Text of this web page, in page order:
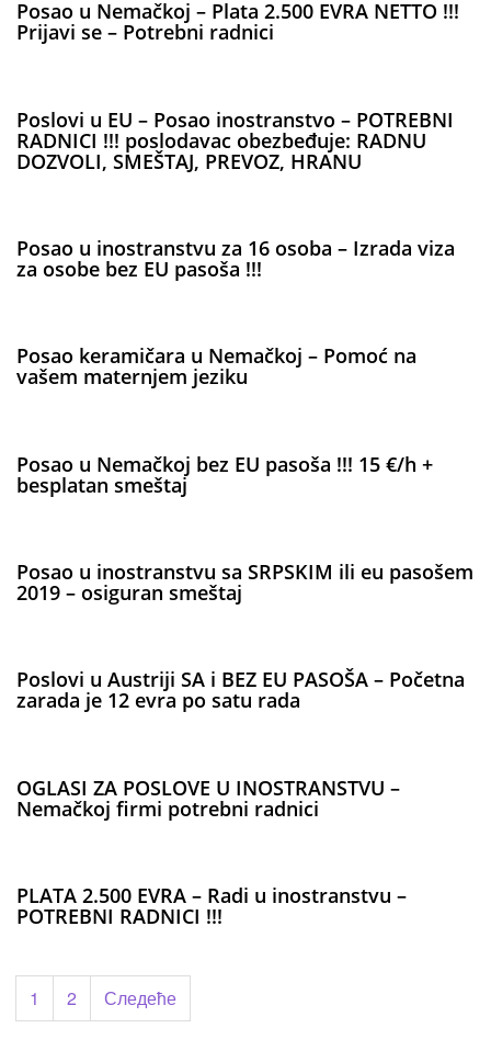
Posao u Nemačkoj – Plata 2.500 EVRA NETTO !!!
Prijavi se – Potrebni radnici
Poslovi u EU – Posao inostranstvo – POTREBNI
RADNICI !!! poslodavac obezbeđuje: RADNU
DOZVOLI, SMEŠTAJ, PREVOZ, HRANU
Posao u inostranstvu za 16 osoba – Izrada viza
za osobe bez EU pasoša !!!
Posao keramičara u Nemačkoj – Pomoć na
vašem maternjem jeziku
Posao u Nemačkoj bez EU pasoša !!! 15 €/h +
besplatan smeštaj
Posao u inostranstvu sa SRPSKIM ili eu pasošem
2019 – osiguran smeštaj
Poslovi u Austriji SA i BEZ EU PASOŠA – Početna
zarada je 12 evra po satu rada
OGLASI ZA POSLOVE U INOSTRANSTVU –
Nemačkoj firmi potrebni radnici
PLATA 2.500 EVRA – Radi u inostranstvu –
POTREBNI RADNICI !!!
Пагинација
чланака
1 2 Следеће